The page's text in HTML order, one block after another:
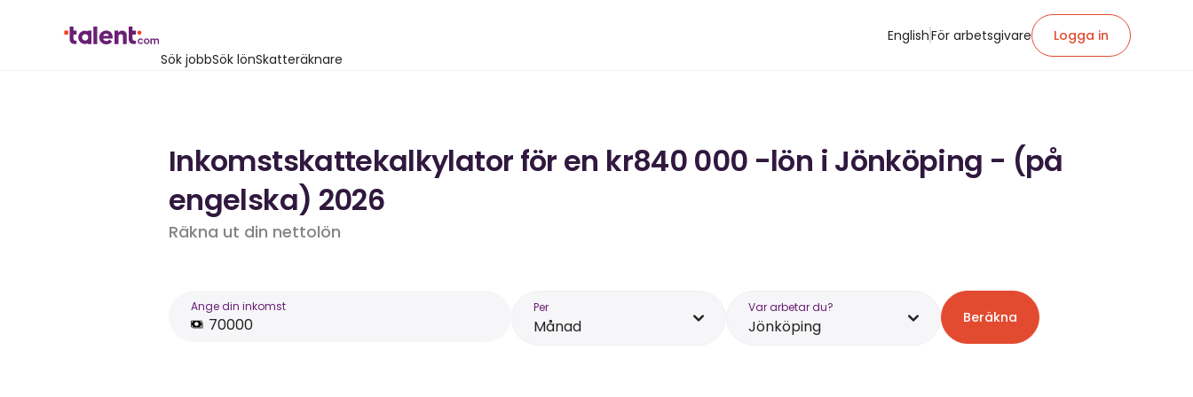
Sök jobbSök lönSkatteräknare
EnglishFör arbetsgivare Logga in
Inkomstskattekalkylator för en kr840 000 -lön i Jönköping - (på
engelska) 2026
Räkna ut din nettolön
Ange din inkomst Per
Månad
Var arbetar du?
Jönköping Beräkna